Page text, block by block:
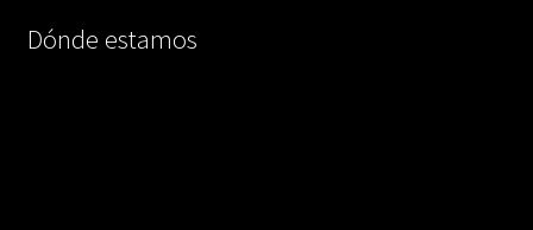
Dónde estamos